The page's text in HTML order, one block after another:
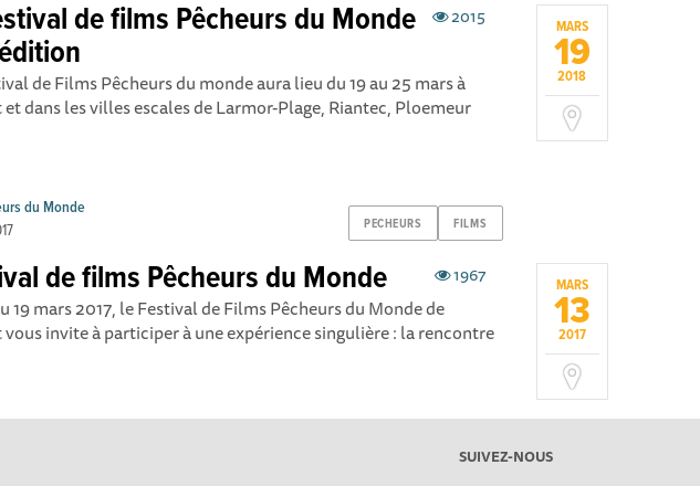
MARS
19
2018
2015
de films Pêcheurs du Monde
de Films Pêcheurs du monde aura lieu du 19 au 25 mars à
dans les villes escales de Larmor-Plage, Riantec, Ploemeur
PECHEURS FILMS
du Monde
MARS
13
2017
1967
de films Pêcheurs du Monde
19 mars 2017, le Festival de Films Pêcheurs du Monde de
invite à participer à une expérience singulière : la rencontre
SUIVEZ-NOUS